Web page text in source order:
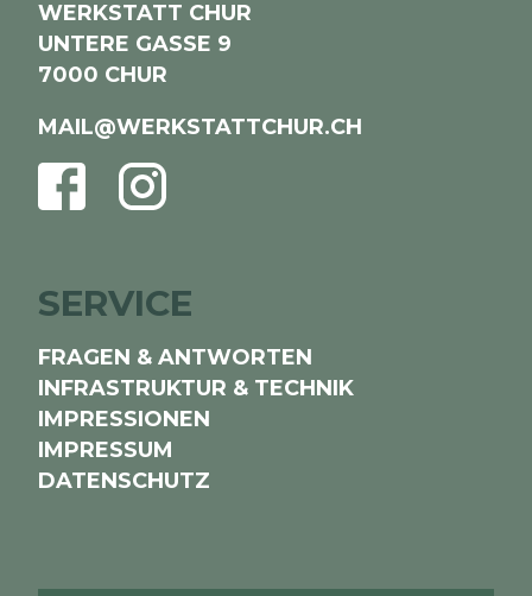
WERKSTATT CHUR
UNTERE GASSE 9
7000 CHUR
MAIL@WERKSTATTCHUR.CH
FACEBOOKINSTAGRAM
SERVICE
FRAGEN & ANTWORTEN
INFRASTRUKTUR & TECHNIK
IMPRESSIONEN
IMPRESSUM
DATENSCHUTZ